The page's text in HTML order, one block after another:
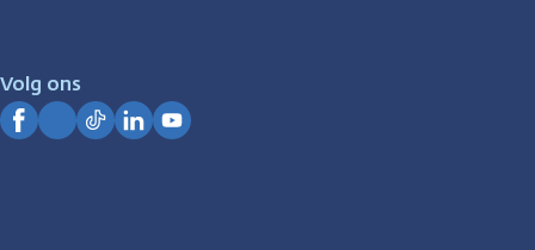
Volg ons